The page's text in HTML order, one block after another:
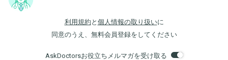
利用規約 と 個人情報の取り扱いに
同意のうえ、無料会員登録をしてください
AskDoctorsお役立ちメルマガを受け取る